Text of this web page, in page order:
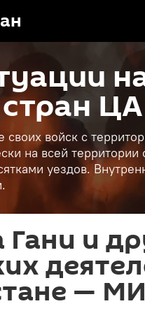
ЦА
войск с
на всей
уездов.
и
—